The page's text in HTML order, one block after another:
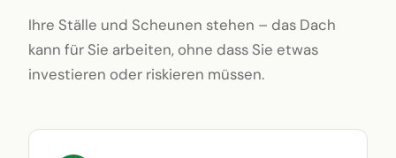
Ihre Ställe und Scheunen stehen – das Dach
kann für Sie arbeiten, ohne dass Sie etwas
investieren oder riskieren müssen.